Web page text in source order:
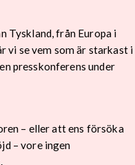
Tyskland, från Europa i
vi se vem som är starkast i
presskonferens under
– eller att ens försöka
– vore ingen